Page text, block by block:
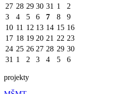
27 28 29 30 31 1
2
3
4 5 6 7 8
9
10 11 12 13 14 15 16
17 18 19 20 21 22 23
24 25 26 27 28 29 30
31 1 2 3 4 5 6
projekty